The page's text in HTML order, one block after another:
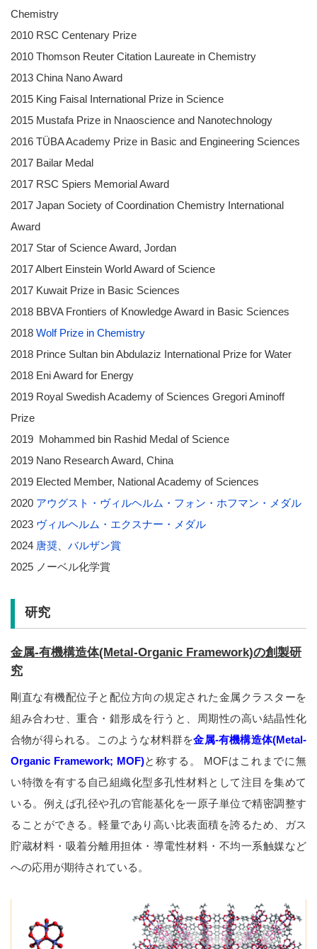
Chemistry
2010 RSC Centenary Prize
2010 Thomson Reuter Citation Laureate in Chemistry
2013 China Nano Award
2015 King Faisal International Prize in Science
2015 Mustafa Prize in Nnaoscience and Nanotechnology
2016 TÜBA Academy Prize in Basic and Engineering Sciences
2017 Bailar Medal
2017 RSC Spiers Memorial Award
2017 Japan Society of Coordination Chemistry International
Award
2017 Star of Science Award, Jordan
2017 Albert Einstein World Award of Science
2017 Kuwait Prize in Basic Sciences
2018 BBVA Frontiers of Knowledge Award in Basic Sciences
2018 Wolf Prize in Chemistry
2018 Prince Sultan bin Abdulaziz International Prize for Water
2018 Eni Award for Energy
2019 Royal Swedish Academy of Sciences Gregori Aminoff
Prize
2019 Mohammed bin Rashid Medal of Science
2019 Nano Research Award, China
2019 Elected Member, National Academy of Sciences
2020 アウグスト・ヴィルヘルム・フォン・ホフマン・メダル
2023 ヴィルヘルム・エクスナー・メダル
2024 唐奨、 バルザン賞
2025 ノーベル化学賞
研究
金属-有機構造体(Metal-Organic Framework)の創製研
究
剛直な有機配位子と配位方向の規定された金属クラスターを
組み合わせ、重合・錯形成を行うと、周期性の高い結晶性化
合物が得られる。このような材料群を金属-有機構造体(Metal-
Organic Framework; MOF)と称する。 MOFはこれまでに無
い特徴を有する自己組織化型多孔性材料として注目を集めて
いる。例えば孔径や孔の官能基化を一原子単位で精密調整す
ることができる。軽量であり高い比表面積を誇るため、ガス
貯蔵材料・吸着分離用担体・導電性材料・不均一系触媒など
への応用が期待されている。